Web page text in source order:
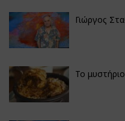
Γιώργος
Το